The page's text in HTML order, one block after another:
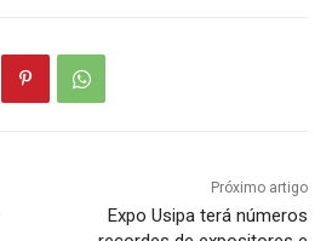
Próximo artigo
Expo Usipa terá números